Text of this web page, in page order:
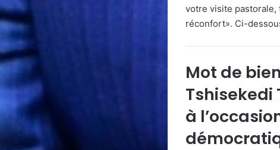
votre visite
réconfort». Ci-
Mot de
Tshisekedi
à